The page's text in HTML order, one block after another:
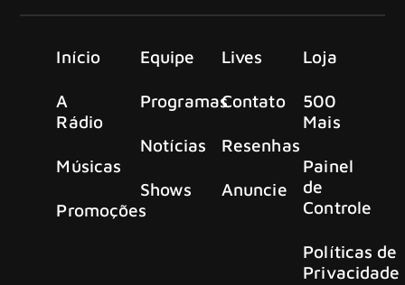
Início
A
Rádio
Músicas
Promoções
Equipe
Programas
Notícias
Shows
Lives
Contato
Resenhas
Anuncie
Loja
500
Mais
Painel
de
Controle
Políticas de
Privacidade